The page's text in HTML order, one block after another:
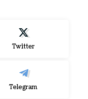
Twitter
Telegram